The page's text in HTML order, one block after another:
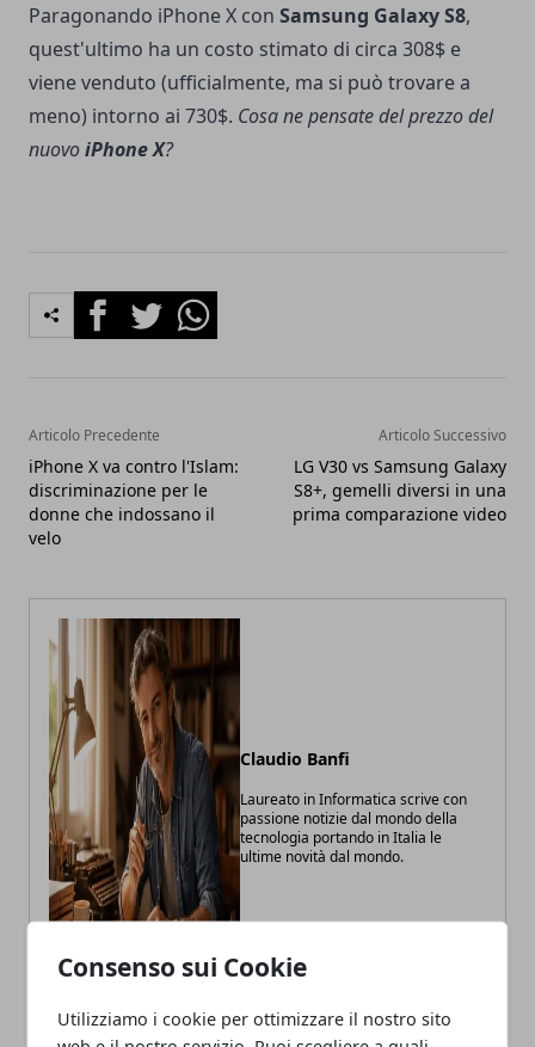
Consenso sui Cookie
Utilizziamo i cookie per ottimizzare il nostro sito
Paragonando iPhone X con Samsung Galaxy S8,
quest'ultimo ha un costo stimato di circa 308$ e
viene venduto (ufficialmente, ma si può trovare a
meno) intorno ai 730$. Cosa ne pensate del prezzo del
nuovoiPhone X?
FacebookTwitterWhatsapp
Articolo Precedente
iPhone X va contro l'Islam:
discriminazione per le
donne che indossano il
velo
Articolo Successivo
LG V30 vs Samsung Galaxy
S8+, gemelli diversi in una
prima comparazione video
Claudio Banfi
Laureato in Informatica scrive con
passione notizie dal mondo della
tecnologia portando in Italia le
ultime novità dal mondo.